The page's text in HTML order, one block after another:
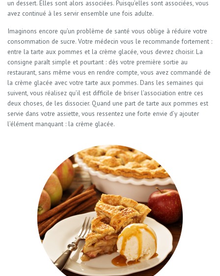
un dessert. Elles sont alors associées. Puisqu’elles sont associées, vous
avez continué à les servir ensemble une fois adulte.
Imaginons encore qu’un problème de santé vous oblige à réduire votre
consommation de sucre. Votre médecin vous le recommande fortement :
entre la tarte aux pommes et la crème glacée, vous devrez choisir. La
consigne paraît simple et pourtant : dès votre première sortie au
restaurant, sans même vous en rendre compte, vous avez commandé de
la crème glacée avec votre tarte aux pommes. Dans les semaines qui
suivent, vous réalisez qu’il est difficile de briser l’association entre ces
deux choses, de les dissocier. Quand une part de tarte aux pommes est
servie dans votre assiette, vous ressentez une forte envie d’y ajouter
l’élément manquant : la crème glacée.